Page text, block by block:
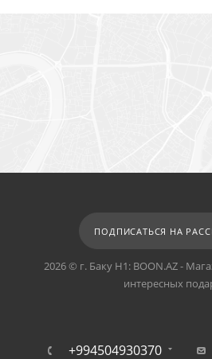
ПОДПИСАТЬСЯ НА
2026 © г. Баку H1: BOON.AZ -
интересных
+994504930370